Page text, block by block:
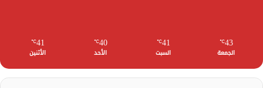
43
℃
الجمعة
41
℃
السبت
40
℃
الأحد
41
℃
الأثنين